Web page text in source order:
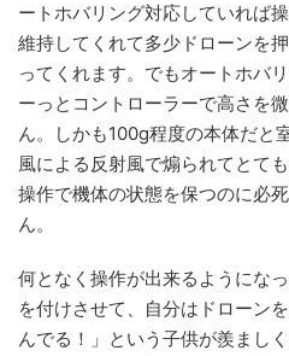
ートホバリング対応していれば
維持してくれて多少ドローンを
ってくれます。でもオートホバ
ーっとコントローラーで高さを
ん。しかも100g程度の本体だと
風による反射風で煽られてとて
操作で機体の状態を保つのに必
ん。
何となく操作が出来るようにな
を付けさせて、自分はドローン
んでる！」という子供が羨まし